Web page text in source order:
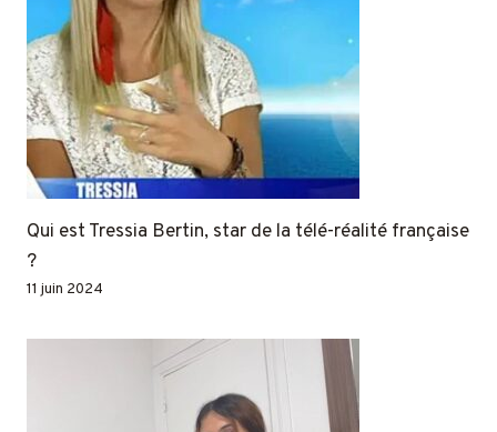
Qui est Tressia Bertin, star de la télé-réalité française
?
11 juin 2024